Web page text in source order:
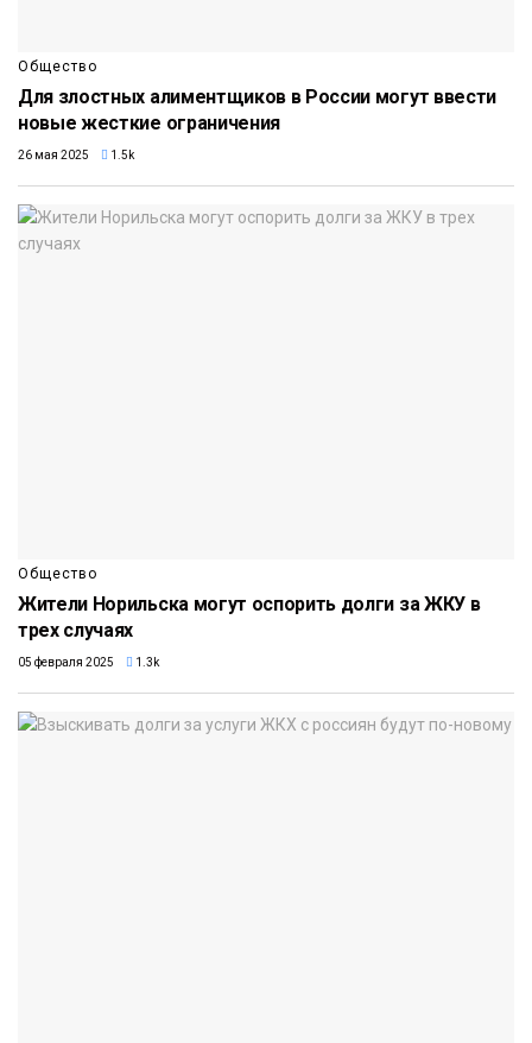
Общество
Для злостных алиментщиков в России могут ввести
новые жесткие ограничения
26 мая 2025 1.5k
Общество
Жители Норильска могут оспорить долги за ЖКУ в
трех случаях
05 февраля 2025 1.3k